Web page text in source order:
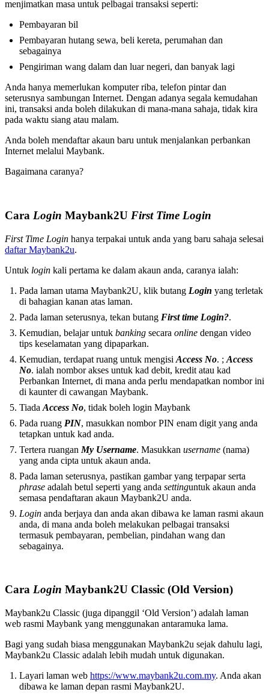
menjimatkan masa untuk pelbagai transaksi seperti:
Pembayaran bil
Pembayaran hutang sewa, beli kereta, perumahan dan
sebagainya
Pengiriman wang dalam dan luar negeri, dan banyak lagi
Anda hanya memerlukan komputer riba, telefon pintar dan
seterusnya sambungan Internet. Dengan adanya segala kemudahan
ini, transaksi anda boleh dilakukan di mana-mana sahaja, tidak kira
pada waktu siang atau malam.
Anda boleh mendaftar akaun baru untuk menjalankan perbankan
Internet melalui Maybank.
Bagaimana caranya?
Cara Login Maybank2U First Time Login
First Time Login hanya terpakai untuk anda yang baru sahaja selesai
daftar Maybank2u.
Untuk login kali pertama ke dalam akaun anda, caranya ialah:
Pada laman utama Maybank2U, klik butang Login yang terletak
di bahagian kanan atas laman.
Pada laman seterusnya, tekan butang First time Login?.
Kemudian, belajar untuk banking secara online dengan video
tips keselamatan yang dipaparkan.
Kemudian, terdapat ruang untuk mengisi Access No. ; Access
No. ialah nombor akses untuk kad debit, kredit atau kad
Perbankan Internet, di mana anda perlu mendapatkan nombor ini
di kaunter di cawangan Maybank.
Tiada Access No, tidak boleh login Maybank
Pada ruang PIN, masukkan nombor PIN enam digit yang anda
tetapkan untuk kad anda.
Tertera ruangan My Username. Masukkan username (nama)
yang anda cipta untuk akaun anda.
Pada laman seterusnya, pastikan gambar yang terpapar serta
phrase adalah betul seperti yang anda settinguntuk akaun anda
semasa pendaftaran akaun Maybank2U anda.
Login anda berjaya dan anda akan dibawa ke laman rasmi akaun
anda, di mana anda boleh melakukan pelbagai transaksi
termasuk pembayaran, pembelian, pindahan wang dan
sebagainya.
Cara Login Maybank2U Classic (Old Version)
Maybank2u Classic (juga dipanggil ‘Old Version’) adalah laman
web rasmi Maybank yang menggunakan antaramuka lama.
Bagi yang sudah biasa menggunakan Maybank2u sejak dahulu lagi,
Maybank2u Classic adalah lebih mudah untuk digunakan.
Layari laman web https://www.maybank2u.com.my. Anda akan
dibawa ke laman depan rasmi Maybank2U.